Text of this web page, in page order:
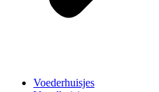
Voederhuisjes